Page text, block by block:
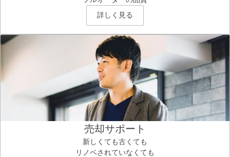
詳しく見る
売却サポート
新しくても古くても
リノベされていなくても